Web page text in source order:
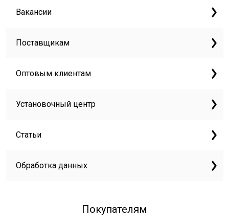
Вакансии
Поставщикам
Оптовым клиентам
Установочный центр
Статьи
Обработка данных
Покупателям